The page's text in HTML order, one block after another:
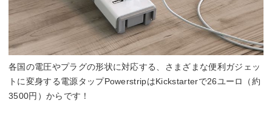
各国の電圧やプラグの形状に対応する、さまざまな便利ガジェッ
トに変身する電源タップPowerstripはKickstarterで26ユーロ（約
3500円）からです！